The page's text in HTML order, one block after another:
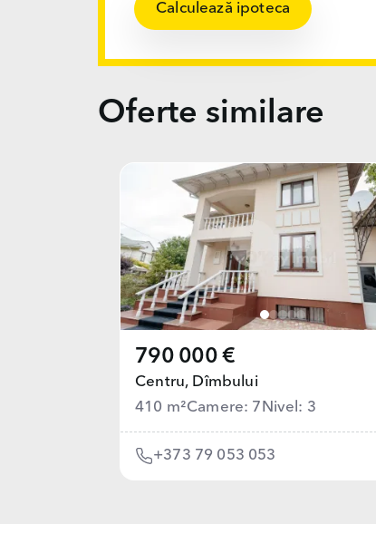
Calculează ipoteca
Oferte similare
790 000 €
Centru, Dîmbului
410 m²Camere: 7 Nivel: 3
+373 79 053 053